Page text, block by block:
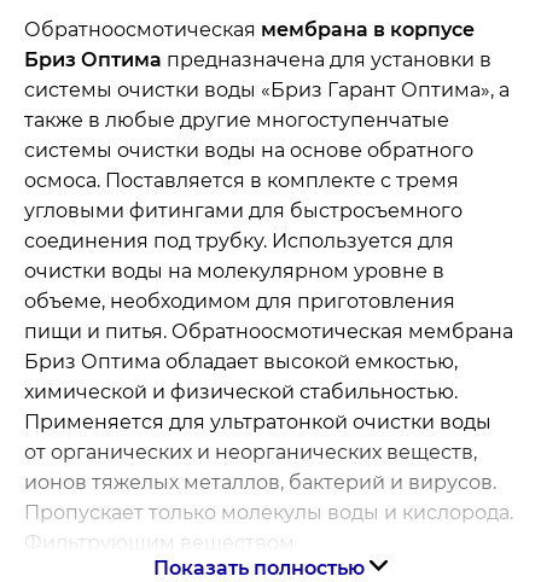
Обратноосмотическая мембрана в корпусе
Бриз Оптима предназначена для установки в
системы очистки воды «Бриз Гарант Оптима», а
также в любые другие многоступенчатые
системы очистки воды на основе обратного
осмоса. Поставляется в комплекте с тремя
угловыми фитингами для быстросъемного
соединения под трубку. Используется для
очистки воды на молекулярном уровне в
объеме, необходимом для приготовления
пищи и питья. Обратноосмотическая мембрана
Бриз Оптима обладает высокой емкостью,
химической и физической стабильностью.
Применяется для ультратонкой очистки воды
от органических и неорганических веществ,
ионов тяжелых металлов, бактерий и вирусов.
Пропускает только молекулы воды и кислорода.
Фильтрующим веществом
обратноосмотической мембраны служит
Показать полностью